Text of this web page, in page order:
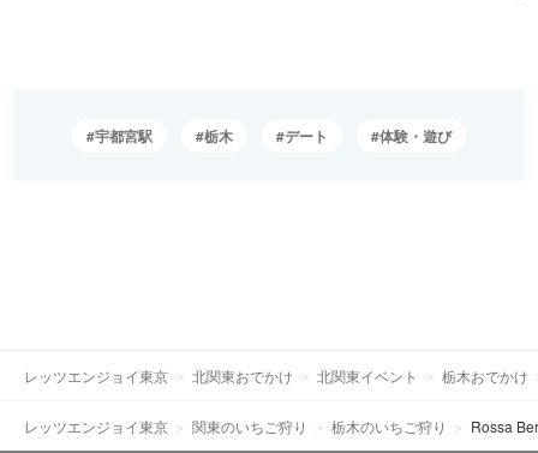
宇都宮駅 栃木 デート 体験・遊び
レッツエンジョイ東京 北関東おでかけ 北関東イベント 栃木おでかけ
レッツエンジョイ東京 関東のいちご狩り 栃木のいちご狩り Rossa